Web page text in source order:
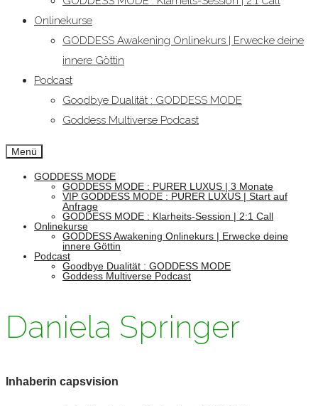
Onlinekurse
GODDESS Awakening Onlinekurs | Erwecke deine
innere Göttin
Podcast
Goodbye Dualität : GODDESS MODE
Goddess Multiverse Podcast
Menü
GODDESS MODE
GODDESS MODE : PURER LUXUS | 3 Monate
VIP GODDESS MODE : PURER LUXUS | Start auf
Anfrage
GODDESS MODE : Klarheits-Session | 2:1 Call
Onlinekurse
GODDESS Awakening Onlinekurs | Erwecke deine
innere Göttin
Podcast
Goodbye Dualität : GODDESS MODE
Goddess Multiverse Podcast
Daniela Springer
Inhaberin capsvision